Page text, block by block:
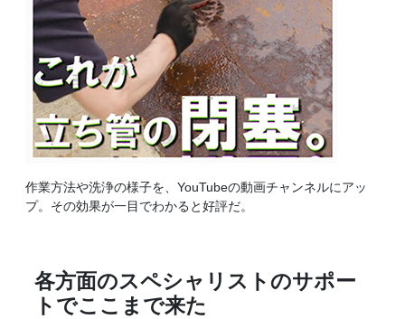
作業方法や洗浄の様子を、YouTubeの動画チャンネルにアッ
プ。その効果が一目でわかると好評だ。
各方面のスペシャリストのサポー
トでここまで来た